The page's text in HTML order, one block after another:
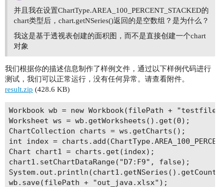
并且我在设置ChartType.AREA_100_PERCENT_STACKED的
chart类型后，chart.getNSeries()返回的是空数组？是为什么？
我这是基于透视表创建的面积图，而不是直接创建一个chart
对象
我们根据你的描述信息制作了样例文件，通过以下样例代码进行
测试，我们可以正常运行，没有任何异常。请查看附件。
result.zip (428.6 KB)
Workbook wb = new Workbook(filePath +
Worksheet ws = wb.getWorksheets().get(0);
ChartCollection charts = ws.getCharts();
int index =
Chart chart1 = charts.get(index);
chart1.setChartDataRange("D7:F9", false);